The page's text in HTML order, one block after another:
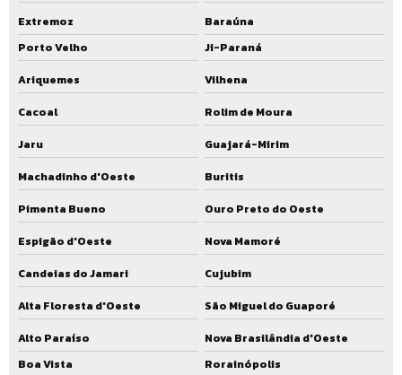
Extremoz
Baraúna
Porto Velho
Ji-Paraná
Ariquemes
Vilhena
Cacoal
Rolim de Moura
Jaru
Guajará-Mirim
Machadinho d'Oeste
Buritis
Pimenta Bueno
Ouro Preto do Oeste
Espigão d'Oeste
Nova Mamoré
Candeias do Jamari
Cujubim
Alta Floresta d'Oeste
São Miguel do Guaporé
Alto Paraíso
Nova Brasilândia d'Oeste
Boa Vista
Rorainópolis